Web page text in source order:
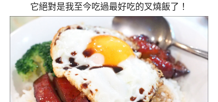
它絕對是我至今吃過最好吃的叉燒飯了！